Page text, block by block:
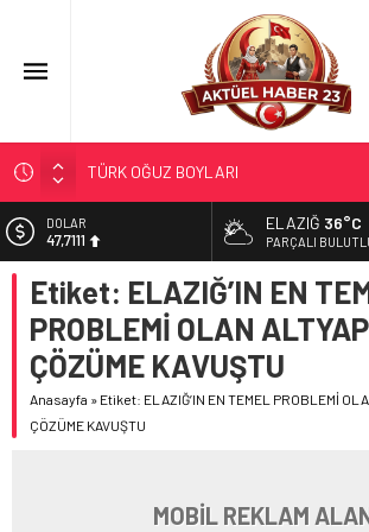
TÜRK OĞUZ BOYLARI
298 MİLYON DOLARLIK İHRACAT
ERDEM; ENTÜBE EDİLDİ…
ELAZIĞ’DA TEFECİLİK OPERASYONU
YRP’DEN, KARAYOLCULARA TEŞEKKÜR
DOLAR
47,7111
EURO
55,1881
ALTIN
6.660,55
BİST
13.779,39
ELAZIĞ 36°C
PARÇALI
Etiket: ELAZIĞ’IN EN
PROBLEMİ OLAN
ÇÖZÜME KAVUŞTU
Anasayfa » Etiket: ELAZIĞ’IN EN TEMEL PROBLEMİ
ÇÖZÜME KAVUŞTU
MOBİL REKLAM